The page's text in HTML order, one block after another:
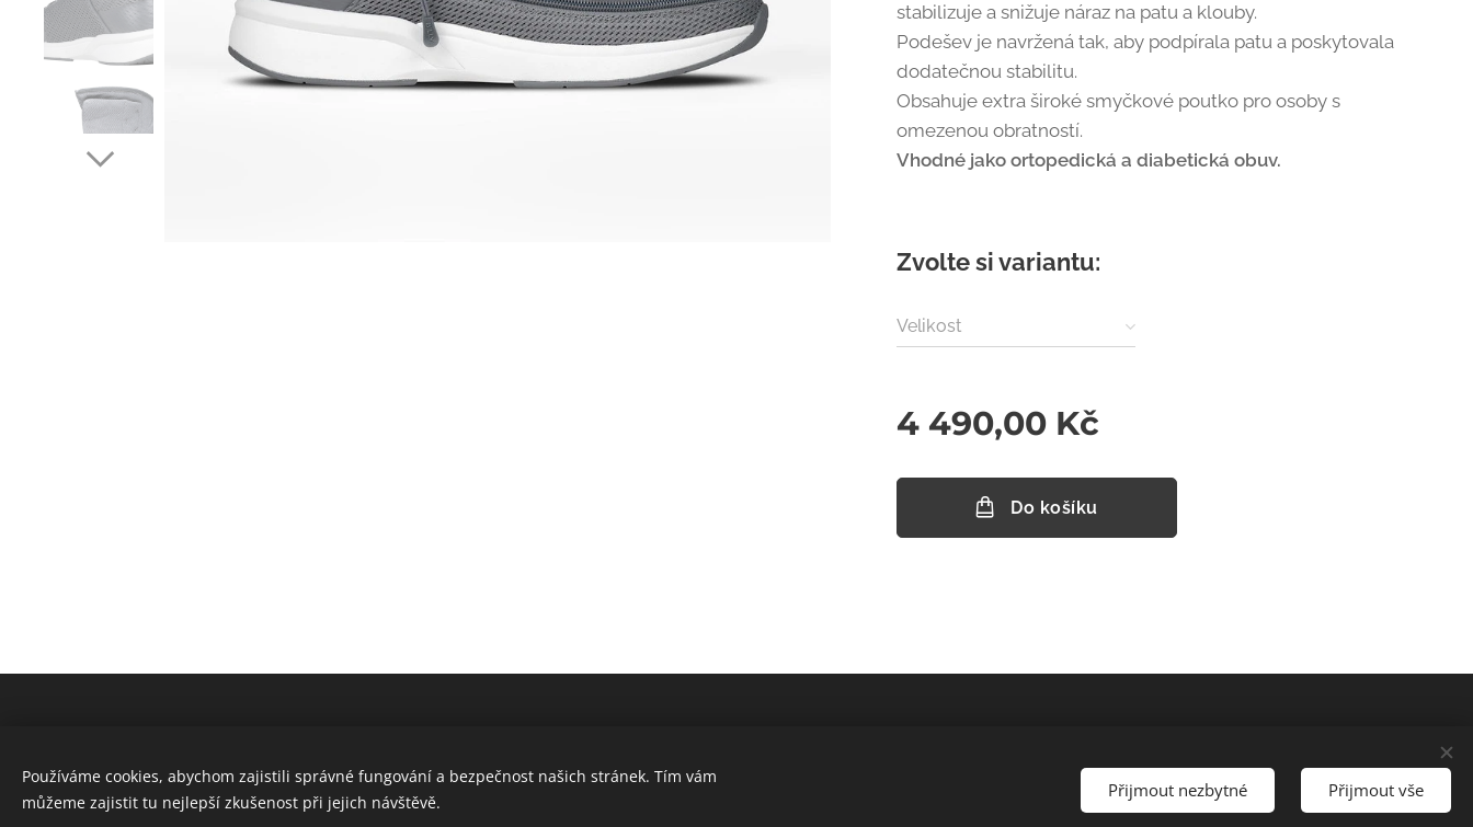
stabilizuje a snižuje náraz na patu a klouby.
Podešev je navržená tak, aby podpírala patu a poskytovala
dodatečnou stabilitu.
Obsahuje extra široké smyčkové poutko pro osoby s
omezenou obratností.
Vhodné jako ortopedická a diabetická obuv.
Zvolte si variantu:
Velikost
4 490,00 Kč
Do košíku
Cookies
Používáme cookies, abychom zajistili správné fungování a bezpečnost našich stránek. Tím vám
můžeme zajistit tu nejlepší zkušenost při jejich návštěvě.
Přijmout nezbytné Přijmout vše